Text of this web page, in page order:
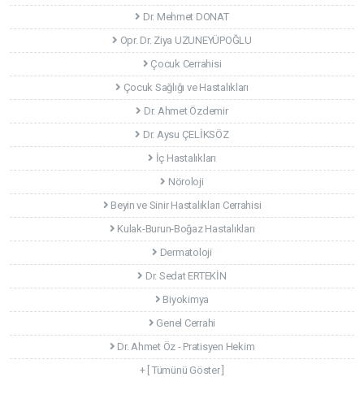
Dr. Mehmet DONAT
Opr. Dr. Ziya UZUNEYÜPOĞLU
Çocuk Cerrahisi
Çocuk Sağlığı ve Hastalıkları
Dr. Ahmet Özdemir
Dr. Aysu ÇELİKSÖZ
İç Hastalıkları
Nöroloji
Beyin ve Sinir Hastalıkları Cerrahisi
Kulak-Burun-Boğaz Hastalıkları
Dermatoloji
Dr. Sedat ERTEKİN
Biyokimya
Genel Cerrahi
Dr. Ahmet Öz - Pratisyen Hekim
+ [ Tümünü Göster ]